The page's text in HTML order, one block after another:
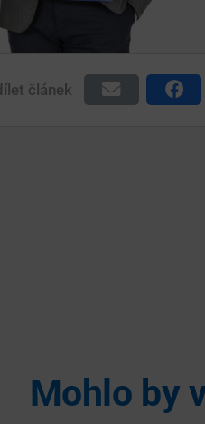
článek
Mohlo by